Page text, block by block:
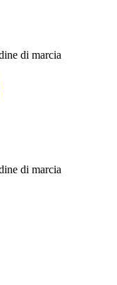
di marcia
di marcia